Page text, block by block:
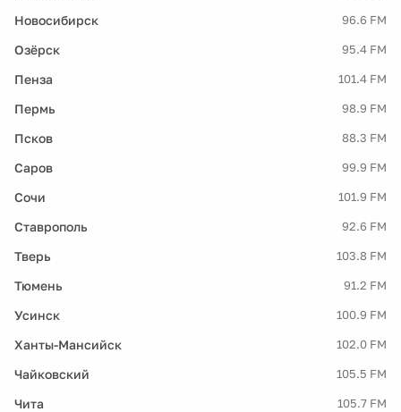
Новосибирск 96.6 FM
Озёрск 95.4 FM
Пенза 101.4 FM
Пермь 98.9 FM
Псков 88.3 FM
Саров 99.9 FM
Сочи 101.9 FM
Ставрополь 92.6 FM
Тверь 103.8 FM
Тюмень 91.2 FM
Усинск 100.9 FM
Ханты-Мансийск 102.0 FM
Чайковский 105.5 FM
Чита 105.7 FM